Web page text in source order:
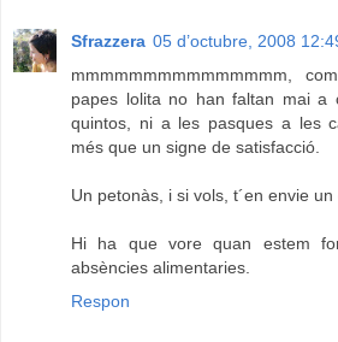
Sfrazzera 05 d’octubre, 2008
mmmmmmmmmmmmmmm,
papes lolita no han faltan mai a
quintos, ni a les pasques a les
més que un signe de satisfacció.
Un petonàs, i si vols, t´en envie
Hi ha que vore quan estem
absències alimentaries.
Respon